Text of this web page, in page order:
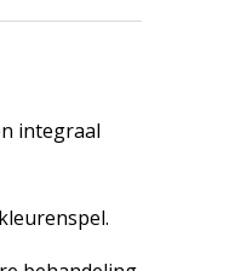
integraal